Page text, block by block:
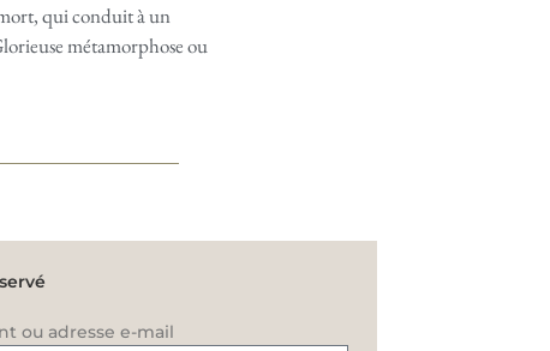
qui conduit à un
métamorphose ou
ou adresse e-mail